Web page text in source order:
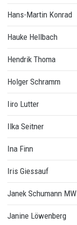
Hans-Martin Konrad
Hauke Hellbach
Hendrik Thoma
Holger Schramm
Iiro Lutter
Ilka Seitner
Ina Finn
Iris Giessauf
Janek Schumann MW
Janine Löwenberg